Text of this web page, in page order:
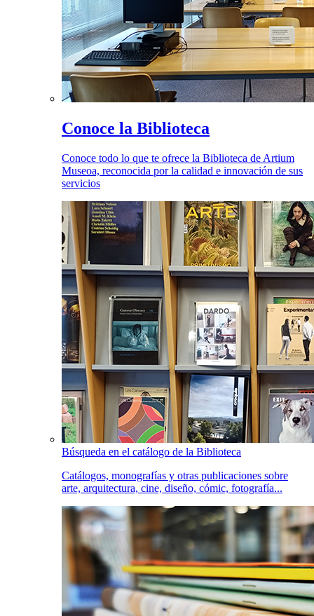
Conoce la Biblioteca
Conoce todo lo que te ofrece la Biblioteca de Artium
Museoa, reconocida por la calidad e innovación de sus
servicios
Búsqueda en el catálogo de la Biblioteca
Catálogos, monografías y otras publicaciones sobre
arte, arquitectura, cine, diseño, cómic, fotografía...